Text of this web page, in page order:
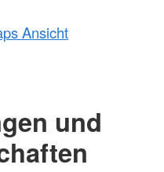
Ansicht
und